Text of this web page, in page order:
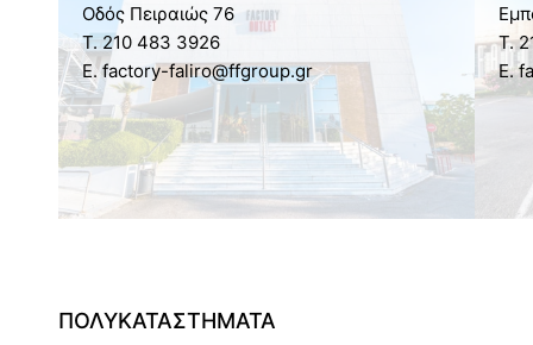
ΠΟΛΥΚΑΤΑΣΤΗΜΑΤΑ
Οδός Πειραιώς 76
Τ. 210 483 3926
E. factory-faliro@ffgroup.gr
Τ.
E.